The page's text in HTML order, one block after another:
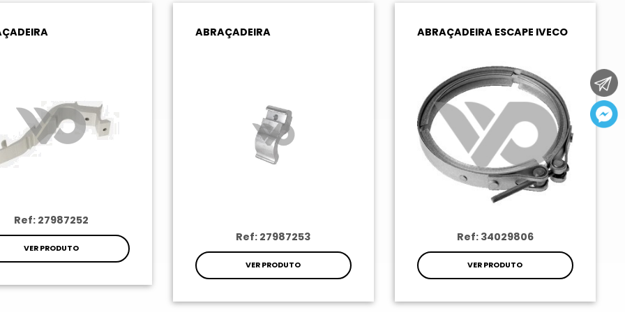
Ref: 27987252
VER PRODUTO
ABRAÇADEIRA
Ref: 27987253
VER PRODUTO
ABRAÇADEIRA ESCAPE IVECO
Ref: 34029806
VER PRODUTO